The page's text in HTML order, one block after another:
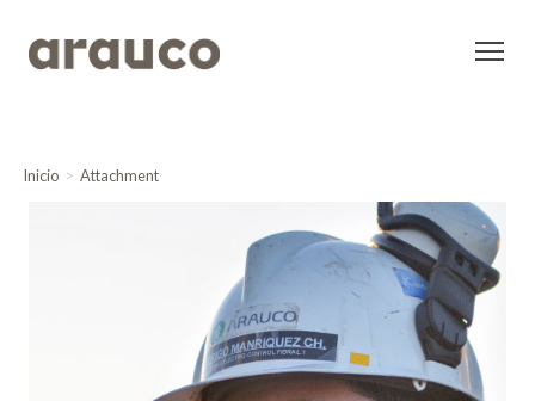
Inicio Attachment